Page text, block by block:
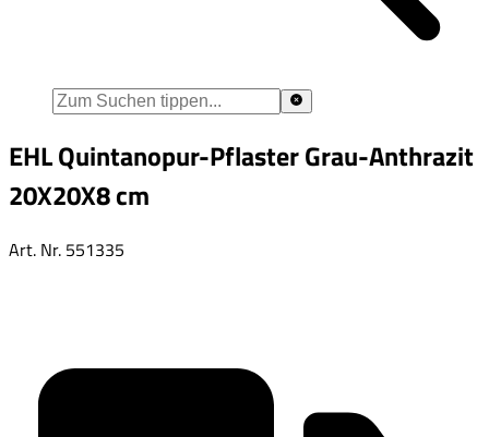
EHL Quintanopur-Pflaster Grau-Anthrazit
20X20X8 cm
Art. Nr. 551335